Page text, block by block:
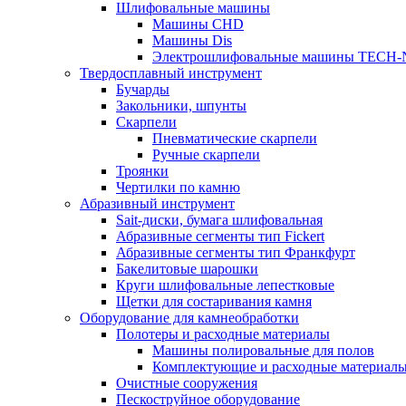
Шлифовальные машины
Машины CHD
Машины Dis
Электрошлифовальные машины TECH-
Твердосплавный инструмент
Бучарды
Закольники, шпунты
Скарпели
Пневматические скарпели
Ручные скарпели
Троянки
Чертилки по камню
Абразивный инструмент
Sait-диски, бумага шлифовальная
Абразивные сегменты тип Fickert
Абразивные сегменты тип Франкфурт
Бакелитовые шарошки
Круги шлифовальные лепестковые
Щетки для состаривания камня
Оборудование для камнеобработки
Полотеры и расходные материалы
Машины полировальные для полов
Комплектующие и расходные
Очистные сооружения
Пескоструйное оборудование